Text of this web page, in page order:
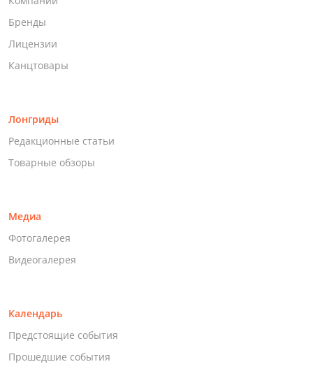
Бренды
Лицензии
Канцтовары
Лонгриды
Редакционные статьи
Товарные обзоры
Медиа
Фотогалерея
Видеогалерея
Календарь
Предстоящие события
Прошедшие события